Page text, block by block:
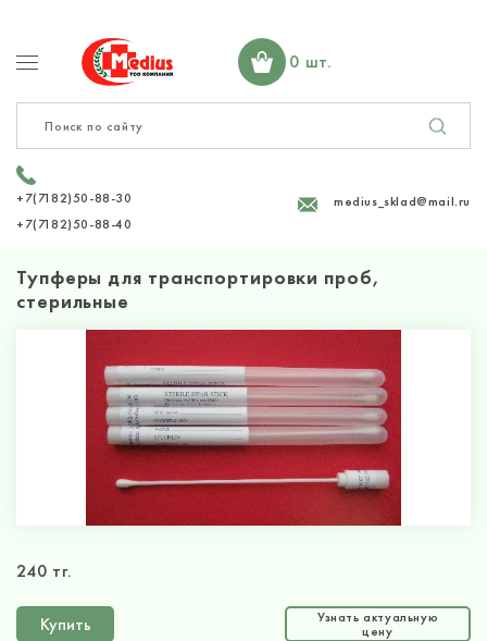
0 шт.
+7(7182)50-88-30
+7(7182)50-88-40
medius_sklad@mail.ru
Тупферы для транспортировки проб,
стерильные
240 тг.
Купить
Узнать актуальную
цену